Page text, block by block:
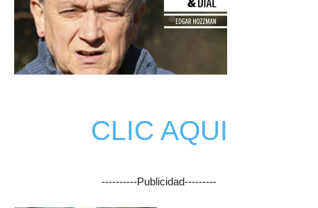
CLIC AQUI
----------Publicidad---------